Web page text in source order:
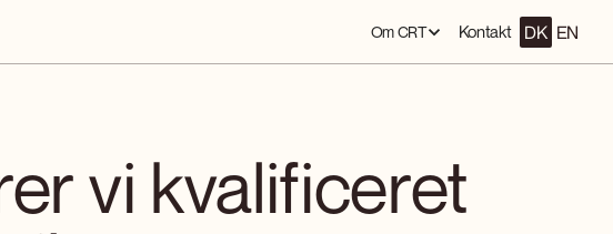
Om CRT Kontakt DK EN
vi kvalificeret